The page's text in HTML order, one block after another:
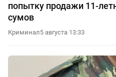
попытку продажи 11-
сумов
Криминал5 августа 13:33